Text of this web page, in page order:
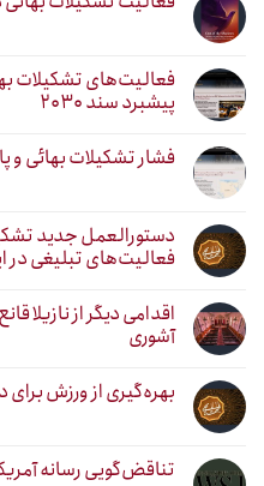
فعالیت‌های تشکیلات
پیشبرد سند ۲۰۳۰
فشار تشکیلات بهائی و
دستورالعمل جدید
فعالیت‌های تبلیغی در
اقدامی دیگر از نازیلا
آشوری
بهره‌گیری از ورزش
تناقض‌گویی رسانه